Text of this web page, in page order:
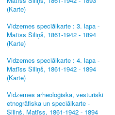
(Karte)
Vidzemes speciālkarte : 3. lapa -
Matīss Siliņš, 1861-1942 - 1894
(Karte)
Vidzemes speciālkarte : 4. lapa -
Matīss Siliņš, 1861-1942 - 1894
(Karte)
Vidzemes arheoloģiska, vēsturiski
etnogrāfiska un speciālkarte -
Siliņš, Matīss, 1861-1942 - 1894